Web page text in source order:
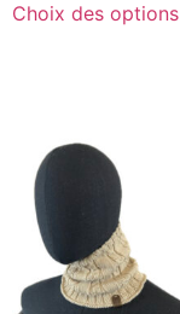
Choix des options